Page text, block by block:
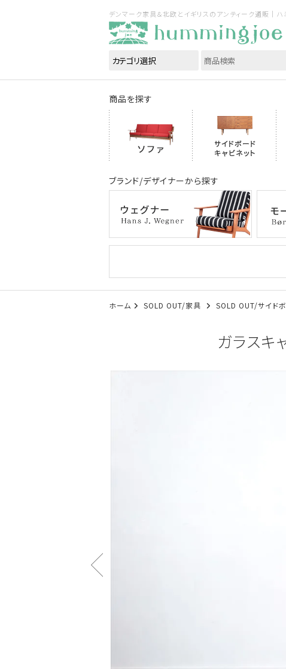
デンマーク家具＆北欧とイギリスのアンティーク通販
商品を探す
ブランド/デザイナーから探す
ホーム SOLD OUT/家具 SOLD OUT/サイドボ
ガラスキ